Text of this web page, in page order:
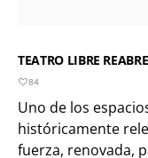
TEATRO LIBRE
84
Uno de los
históricamente
fuerza, renovada,